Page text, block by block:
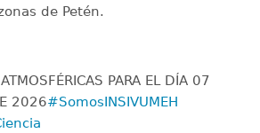
de Petén.
PARA EL DÍA 07
2026#SomosINSIVUMEH